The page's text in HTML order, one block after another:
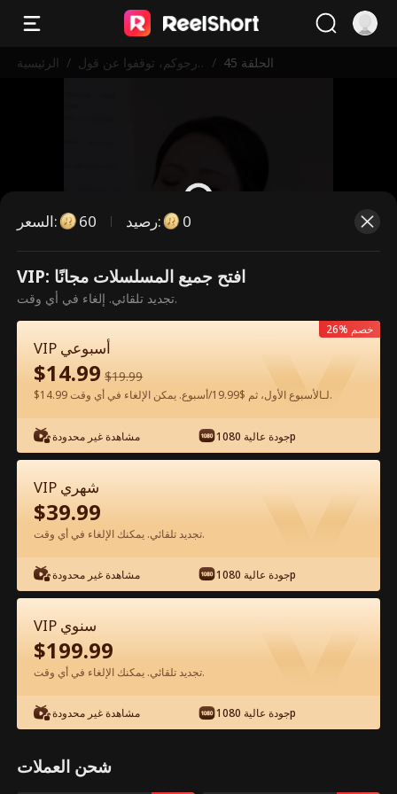
الرئيسية / أرجوكم، توقفوا عن قول
/ الحلقة 45
هذه حلقة مدفوعة. يرجى فتح القفل
فتح القفل الآن
شاهد مجانًا في التطبيق
الحلقة 45 - أرجوكم، توقفوا عن قول أحبك
الفيلم كامل
1-50 51-80
45 46 47 48 49
السعر: 60 رصيد: 0
VIP: افتح جميع المسلسلات مجانًا
تجديد تلقائي. إلغاء في أي وقت.
VIP أسبوعي
$14.99 $19.99
$14.99 لـالأسبوع الأول، ثم $19.99/أسبوع. يمكن الإلغاء في أي وقت.
مشاهدة غير محدودة جودة عالية 1080p
26% خصم
VIP شهري
$39.99
تجديد تلقائي. يمكنك الإلغاء في أي وقت.
مشاهدة غير محدودة جودة عالية 1080p
VIP سنوي
$199.99
تجديد تلقائي. يمكنك الإلغاء في أي وقت.
مشاهدة غير محدودة جودة عالية 1080p
شحن العملات